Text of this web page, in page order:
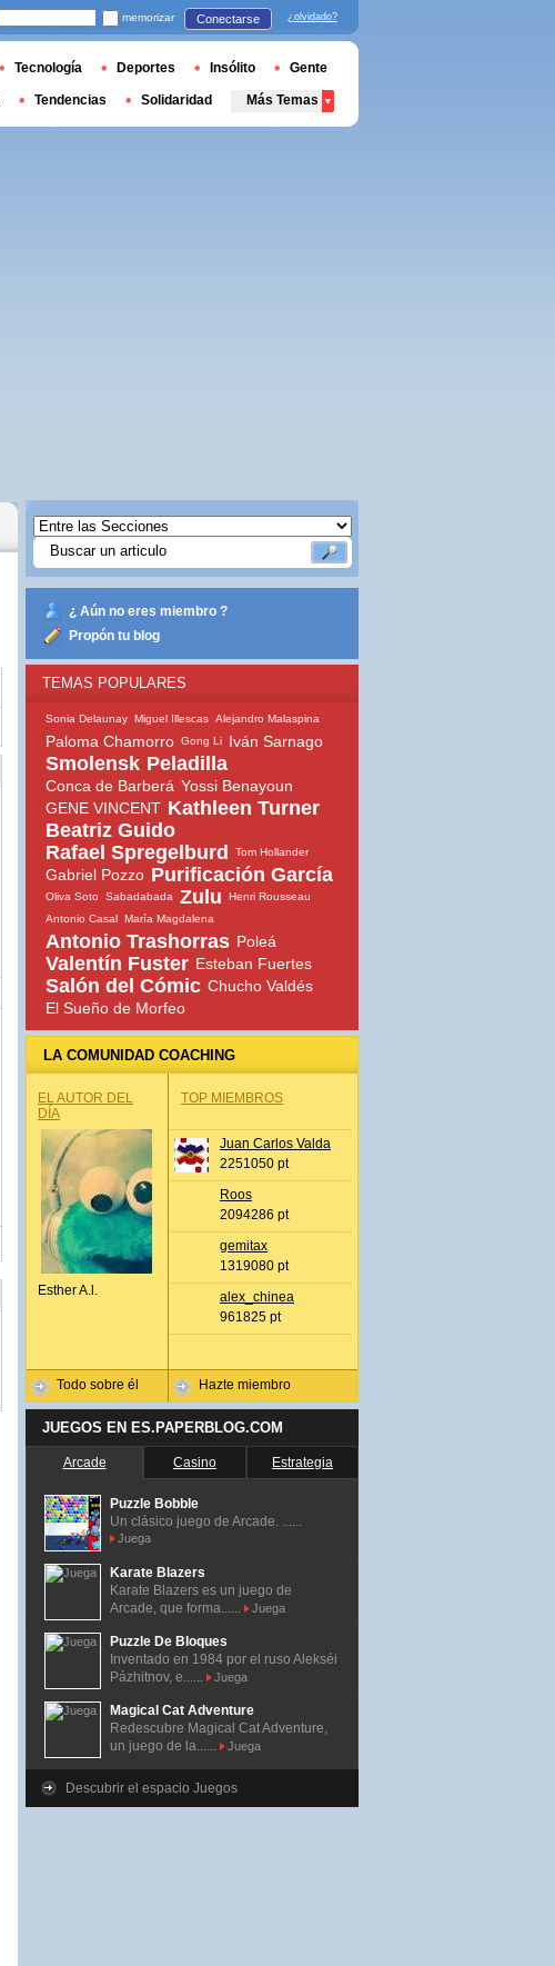
¿ Aún no eres miembro ?
Propón tu blog
TEMAS POPULARES
Sonia Delaunay Miguel Illescas Alejandro Malaspina
Paloma Chamorro Gong Li Iván Sarnago
Smolensk Peladilla
Conca de Barberá Yossi Benayoun
GENE VINCENT Kathleen Turner
Beatriz Guido
Rafael Spregelburd
Tom Hollander
Gabriel Pozzo Purificación García
Oliva Soto Sabadabada Zulu
Henri Rousseau
Antonio Casal María Magdalena
Antonio Trashorras Poleá
Valentín Fuster Esteban Fuertes
Salón del Cómic Chucho Valdés
El Sueño de Morfeo
LA COMUNIDAD COACHING
EL AUTOR DEL
DÍA
Esther A.l.
Todo sobre él
TOP MIEMBROS
Juan Carlos Valda
2251050 pt
Roos
2094286 pt
gemitax
1319080 pt
alex_chinea
961825 pt
Hazte miembro
JUEGOS EN ES.PAPERBLOG.COM
Arcade Casino Estrategia
Puzzle Bobble
Un clásico juego de Arcade. ......
Juega
Karate Blazers
Karate Blazers es un juego de
Arcade, que forma......
Juega
Puzzle De Bloques
Inventado en 1984 por el ruso Alekséi
Pázhitnov, e......
Juega
Magical Cat Adventure
Redescubre Magical Cat Adventure,
un juego de la......
Juega
Descubrir el espacio Juegos
memorizar Conectarse ¿olvidado?
Tecnología Deportes Insólito Gente
Tendencias Solidaridad Más Temas